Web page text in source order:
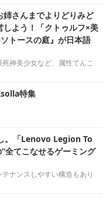
さんまでよりどりみど
しよう！「クトゥルフ×美
トースの庭』が日本語
神美少女など、属性てんこ
特集
。「Lenovo Legion To
てこなせるゲーミング
ナンスしやすい構造もあり